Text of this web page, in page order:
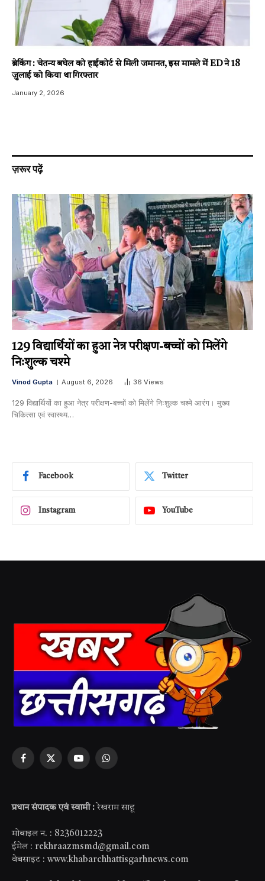
ब्रेकिंग : चेतन्य बघेल को हाईकोर्ट से मिली जमानत, इस मामले में ED ने 18
जुलाई को किया था गिरफ्तार
January 2, 2026
ज़रूर पढ़ें
129 विद्यार्थियों का हुआ नेत्र परीक्षण-बच्चों को मिलेंगे
निःशुल्क चश्मे
Vinod Gupta August 6, 2026 36 Views
129 विद्यार्थियों का हुआ नेत्र परीक्षण-बच्चों को मिलेंगे निःशुल्क चश्मे आरंग। मुख्य
चिकित्सा एवं स्वास्थ्य…
Facebook Twitter
Instagram YouTube
Facebook
X
YouTubeWhatsApp
प्रधान संपादक एवं स्वामी : रेखराम साहू
मोबाइल न. : 8236012223
ईमेल : rekhraazmsmd@gmail.com
वेबसाइट : www.khabarchhattisgarhnews.com